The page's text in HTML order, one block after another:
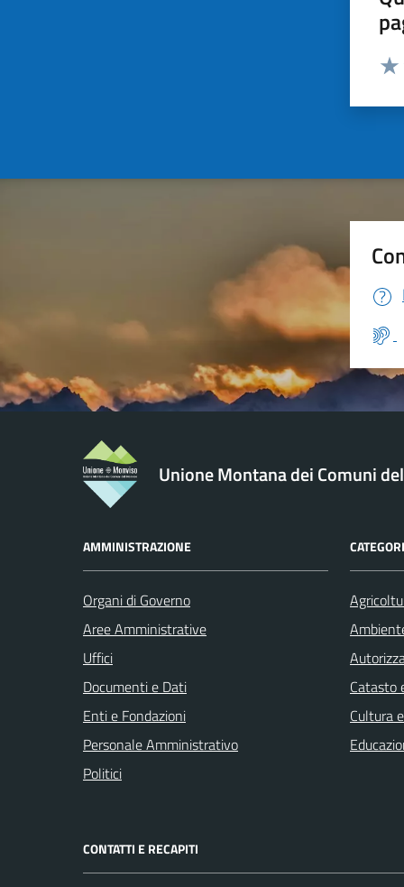
Unione Montana dei Comuni
AMMINISTRAZIONE
Organi di Governo
Aree Amministrative
Uffici
Documenti e Dati
Enti e Fondazioni
Personale Amministrativo
Politici
Catasto
Cultura
CONTATTI E RECAPITI